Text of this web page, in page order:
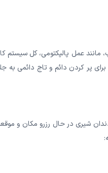
عمل پالپکتومی، کل سیستم
پر کردن دائم و تاج دائمی به
شیری در حال رزرو مکان و